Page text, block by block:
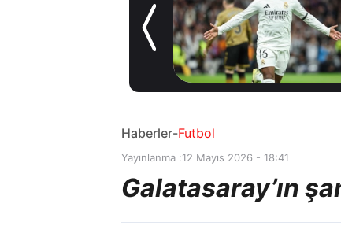
Brezilyalı forvet
Haberler-Futbol
Yayınlanma :12 Mayıs 2026 - 18:41
Galatasaray’ın